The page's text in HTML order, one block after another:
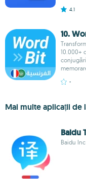
4.1
10.000+
-
Mai multe aplicații de
Baidu
Baidu Inc